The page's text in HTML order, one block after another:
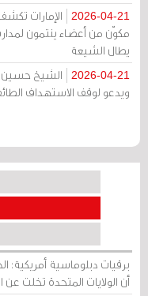
2026-04-21
الإمارات
مكوّن من أعضاء ينتمون
يطال الشيعة
2026-04-21
الشيخ حسين
ويدعو لوقف الاستهداف
برقيات دبلوماسية أمريكية:
أن الولايات المتحدة تخلت عن